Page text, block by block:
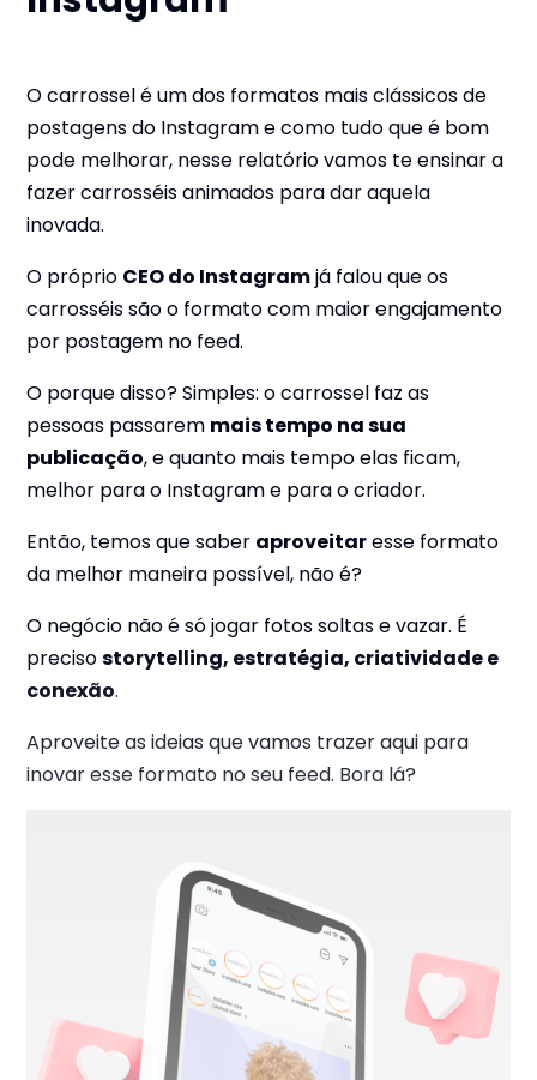
O carrossel é um dos formatos mais clássicos de
postagens do Instagram e como tudo que é bom
pode melhorar, nesse relatório vamos te ensinar a
fazer carrosséis animados para dar aquela
inovada.
O próprio CEO do Instagramjá falou que os
carrosséis são o formato com maior engajamento
por postagem no feed.
O porque disso? Simples: o carrossel faz as
pessoas passarem mais tempo na sua
publicação, e quanto mais tempo elas ficam,
melhor para o Instagram e para o criador.
Então, temos que saber aproveitaresse formato
da melhor maneira possível, não é?
O negócio não é só jogar fotos soltas e vazar. É
precisostorytelling, estratégia, criatividade e
conexão.
Aproveite as ideias que vamos trazer aqui para
inovar esse formato no seu feed. Bora lá?